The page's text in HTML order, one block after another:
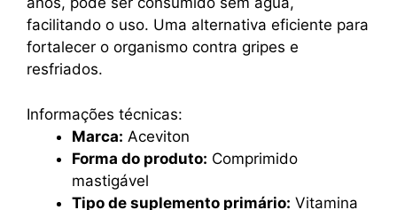
facilitando o uso. Uma alternativa eficiente para
fortalecer o organismo contra gripes e
resfriados.
Informações técnicas:
Marca: Aceviton
Forma do produto: Comprimido
mastigável
Tipo de suplemento primário: Vitamina